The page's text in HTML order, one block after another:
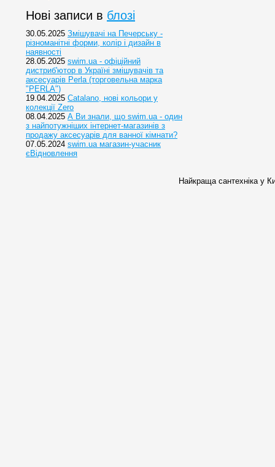
Нові записи в блозі
30.05.2025 Змішувачі на Печерську -
різноманітні форми, колір і дизайн в
наявності
28.05.2025 swim.ua - офіційний
дистриб'ютор в Україні змішувачів та
аксесуарів Perla (торговельна марка
"PERLA")
19.04.2025 Catalano, нові кольори у
колекції Zero
08.04.2025 А Ви знали, що swim.ua - один
з найпотужніших інтернет-магазинів з
продажу аксесуарів для ванної кімнати?
07.05.2024 swim.ua магазин-учасник
єВідновлення
Найкраща сантехніка у